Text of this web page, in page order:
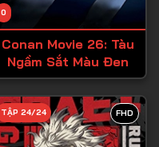
0
Conan Movie 26: Tàu
Ngầm Sắt Màu Đen
FHD
TẬP 24/24